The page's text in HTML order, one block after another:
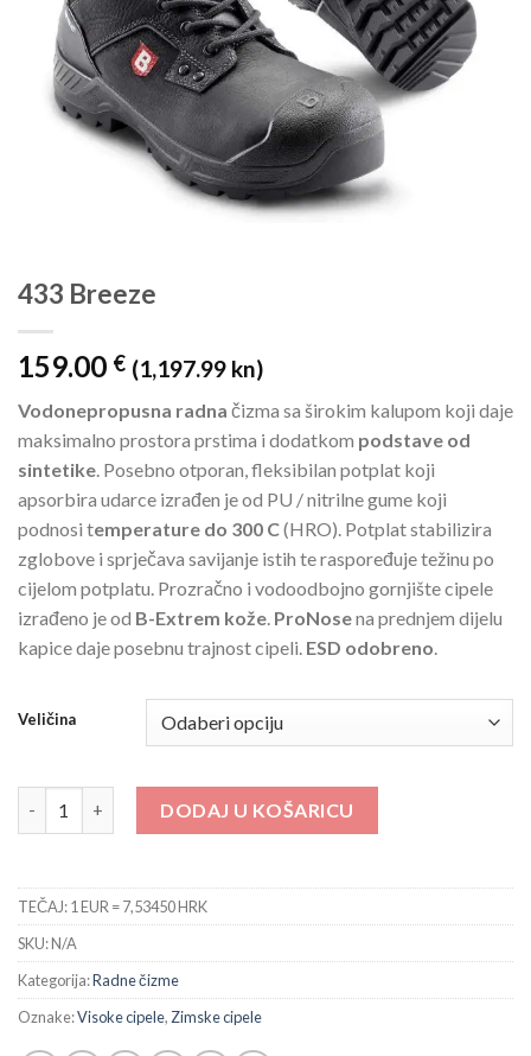
433 Breeze
159.00 € (1,197.99 kn)
Vodonepropusna radna čizma sa širokim kalupom koji daje
maksimalno prostora prstima i dodatkom podstave od
sintetike. Posebno otporan, fleksibilan potplat koji
apsorbira udarce izrađen je od PU / nitrilne gume koji
podnosi temperature do 300 C(HRO). Potplat stabilizira
zglobove i sprječava savijanje istih te raspoređuje težinu po
cijelom potplatu. Prozračno i vodoodbojno gornjište cipele
izrađeno je od B-Extrem kože. ProNosena prednjem dijelu
kapice daje posebnu trajnost cipeli. ESD odobreno.
Veličina
DODAJ U KOŠARICU
TEČAJ: 1 EUR = 7,53450 HRK
SKU:N/A
Kategorija:Radne čizme
Oznake:Visoke cipele, Zimske cipele